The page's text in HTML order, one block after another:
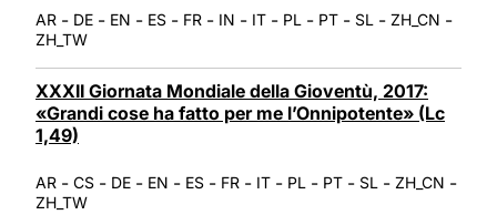
AR - DE - EN - ES - FR - IN - IT - PL - PT - SL - ZH_CN -
ZH_TW
XXXII Giornata Mondiale della Gioventù, 2017:
«Grandi cose ha fatto per me l’Onnipotente» (Lc
1,49)
AR - CS - DE - EN - ES - FR - IT - PL - PT - SL - ZH_CN -
ZH_TW